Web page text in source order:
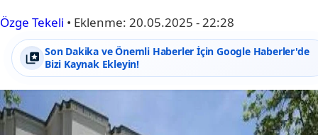
Özge Tekeli • Eklenme: 20.05.2025 - 22:28
Son Dakika ve Önemli Haberler İçin Google Haberler'de
Bizi Kaynak Ekleyin!